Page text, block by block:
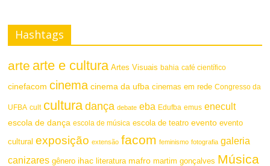
e Hashtags
arte arte e cultura Artes Visuais bahia café científico
cinefacom cinema cinema da ufba cinemas em rede Congresso da
UFBA cult cultura dança debate eba Edufba emus enecult
escola de dança escola de música escola de teatro evento evento
cultural exposição extensão facom feminismo fotografia galeria
canizares gênero ihac literatura mafro martim gonçalves Música